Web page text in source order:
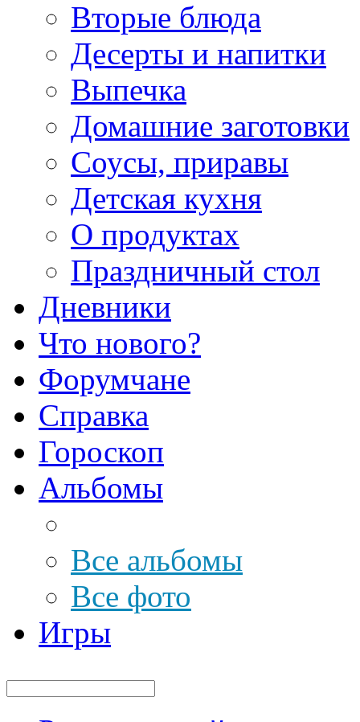
Вторые блюда
Десерты и напитки
Выпечка
Домашние заготовки
Соусы, приравы
Детская кухня
О продуктах
Праздничный стол
Дневники
Что нового?
Форумчане
Справка
Гороскоп
Альбомы
Все альбомы
Все фото
Игры